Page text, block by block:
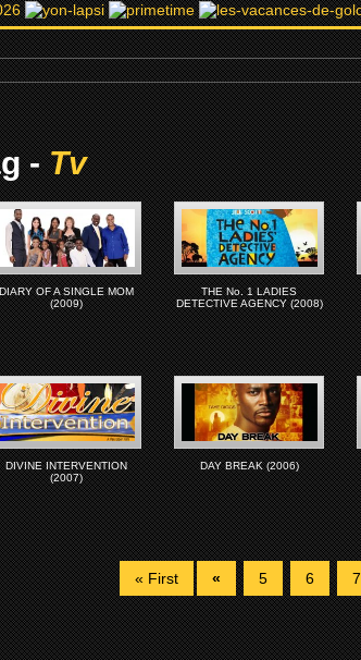
-Tv
DIARY OF A SINGLE MOM
(2009)
THE No. 1 LADIES
DETECTIVE AGENCY (2008)
DIVINE INTERVENTION
(2007)
DAY BREAK (2006)
« First « 5 6 7